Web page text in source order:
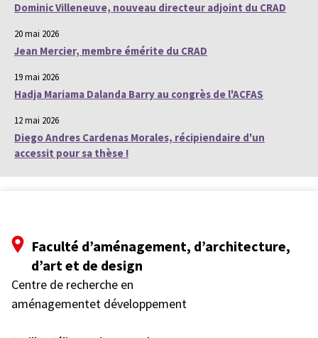
Dominic Villeneuve, nouveau directeur adjoint du CRAD
20 mai 2026
Jean Mercier, membre émérite du CRAD
19 mai 2026
Hadja Mariama Dalanda Barry au congrès de l'ACFAS
12 mai 2026
Diego Andres Cardenas Morales, récipiendaire d'un
accessit pour sa thèse !
Faculté d’aménagement, d’architecture,
d’art et de design
Centre de recherche en
aménagementet développement